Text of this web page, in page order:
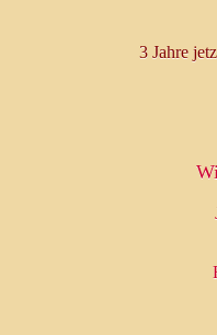
3 Jahre